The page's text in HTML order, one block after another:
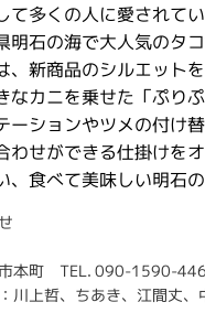
て多くの人に愛されて
明石の海で大人気のタコ
、新商品のシルエット
なカニを乗せた「ぷり
ーションやツメの付け替
わせができる仕掛けを
、食べて美味しい明石
本町 TEL. 090-1590-
川上哲、ちあき、江間丈